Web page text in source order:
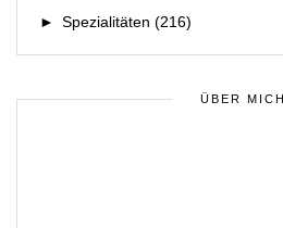
► Spezialitäten (216)
ÜBER MICH